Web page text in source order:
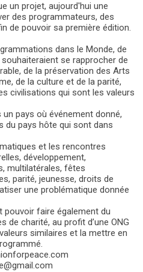
un projet, aujourd'hui une
des programmateurs, des
de pouvoir sa première édition.
dans le Monde, de
se rapprocher de
de la préservation des Arts
de la culture et de la parité,
civilisations qui sont les valeurs
pays où événement donné,
du pays hôte qui sont dans
et les rencontres
développement,
multilatérales, fêtes
parité, jeunesse, droits de
une problématique donnée
faire également du
de charité, au profit d’une ONG
similaires et la mettre en